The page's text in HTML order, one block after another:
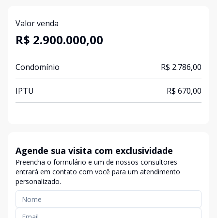
Valor venda
R$ 2.900.000,00
Condomínio R$ 2.786,00
IPTU R$ 670,00
Agende sua visita com exclusividade
Preencha o formulário e um de nossos consultores
entrará em contato com você para um atendimento
personalizado.